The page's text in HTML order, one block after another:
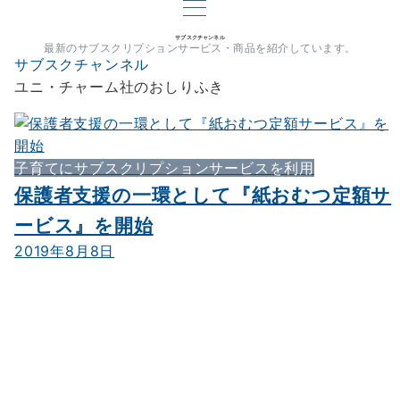
サブスクチャンネル
最新のサブスクリプションサービス・商品を紹介しています。
サブスクチャンネル
ユニ・チャーム社のおしりふき
子育てにサブスクリプションサービスを利用
保護者支援の一環として『紙おむつ定額サ
ービス』を開始
2019年8月8日